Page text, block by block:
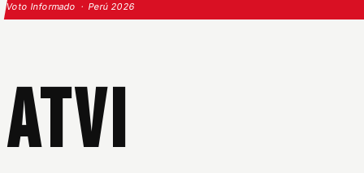
Voto Informado · Perú 2026
ATVI